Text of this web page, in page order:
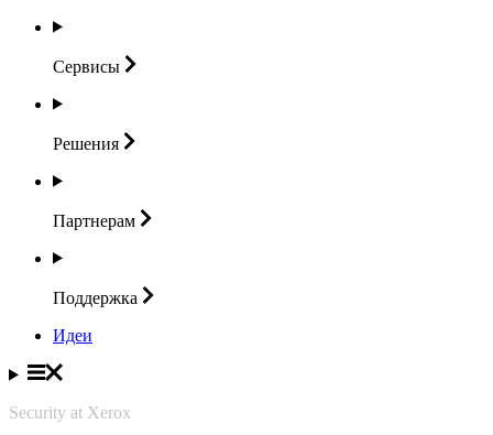
Сервисы
Решения
Партнерам
Поддержка
Идеи
Security at Xerox